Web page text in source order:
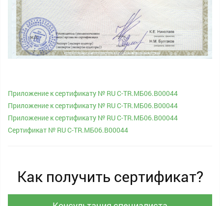
Приложение к сертификату № RU С-TR.МБ06.В00044
Приложение к сертификату № RU С-TR.МБ06.В00044
Приложение к сертификату № RU С-TR.МБ06.В00044
Cертификат № RU С-TR.МБ06.В00044
Как получить сертификат?